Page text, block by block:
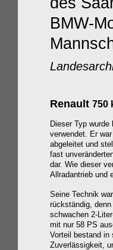
BMW-
Renault 750
Dieser Typ
verwendet. Er
abgeleitet und
fast
dar. Wie dieser
Allradantrieb und
Seine Technik
rückständig,
schwachen 2-
mit nur 58 PS
Vorteil bestand in
Zuverlässigkeit,